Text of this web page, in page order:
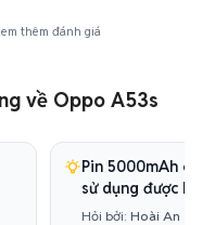
thêm đánh giá
về Oppo A53s
Pin 5000mAh của
sử dụng được bao
Hỏi bởi: Hoài An